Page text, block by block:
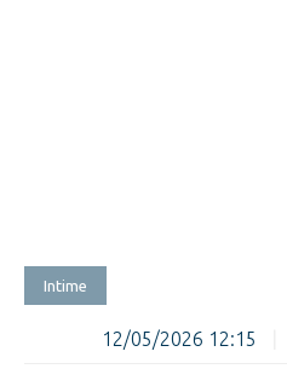
Intime
12/05/2026 12:15